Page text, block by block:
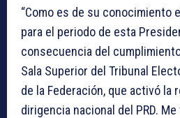
“Como es de su conocimiento
para el periodo de esta
consecuencia del
Sala Superior del Tribunal
de la Federación, que activó la
dirigencia nacional del PRD.